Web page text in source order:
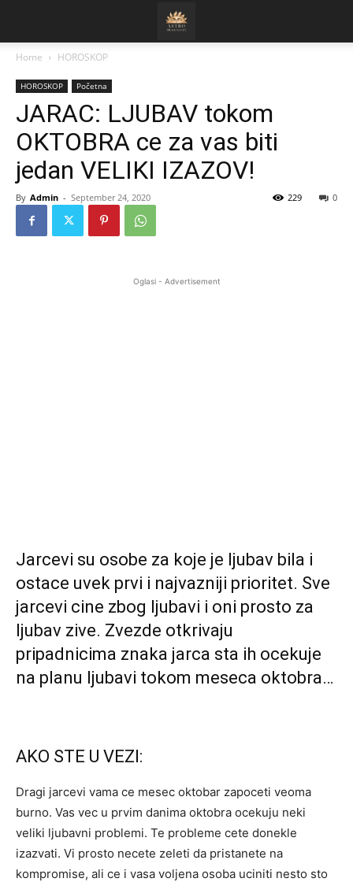
Home HOROSKOP
HOROSKOP Početna
JARAC: LJUBAV tokom
OKTOBRA ce za vas biti
jedan VELIKI IZAZOV!
By Admin - September 24, 2020 0
229
Oglasi - Advertisement
Jarcevi su osobe za koje je ljubav bila i
ostace uvek prvi i najvazniji prioritet. Sve
jarcevi cine zbog ljubavi i oni prosto za
ljubav zive. Zvezde otkrivaju
pripadnicima znaka jarca sta ih ocekuje
na planu ljubavi tokom meseca oktobra…
AKO STE U VEZI:
Dragi jarcevi vama ce mesec oktobar zapoceti veoma
burno. Vas vec u prvim danima oktobra ocekuju neki
veliki ljubavni problemi. Te probleme cete donekle
izazvati. Vi prosto necete zeleti da pristanete na
kompromise, ali ce i vasa voljena osoba uciniti nesto sto